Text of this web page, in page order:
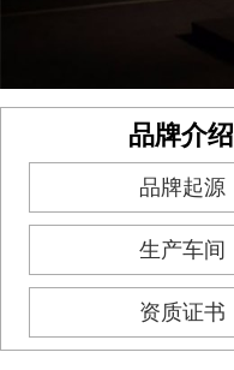
品牌介绍
品牌起源
生产车间
资质证书